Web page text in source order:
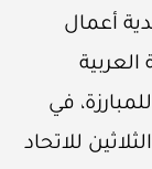
أعمال
في
للاتحاد